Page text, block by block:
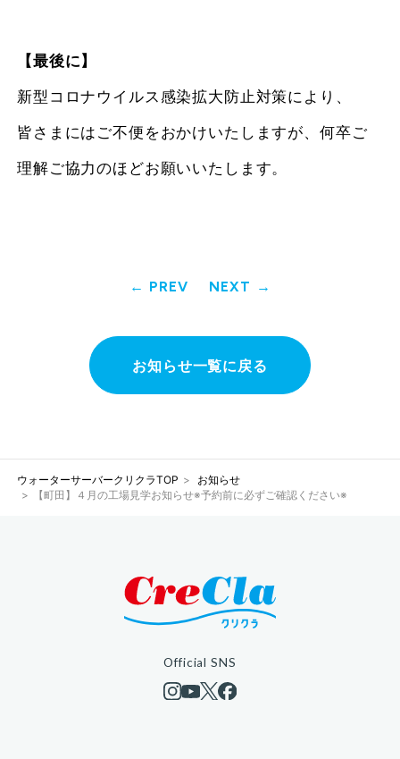
【最後に】
新型コロナウイルス感染拡大防止対策により、
皆さまにはご不便をおかけいたしますが、何卒ご
理解ご協力のほどお願いいたします。
PREV NEXT
お知らせ一覧に戻る
ウォーターサーバークリクラTOP
お知らせ
【町田】４月の工場見学お知らせ※予約前に必ずご確認ください※
Official SNS